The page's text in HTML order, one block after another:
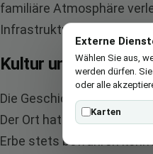
familiäre Atmosphäre
Infrastruktur und eine
Kultur und
Die Geschichte von
Der Ort hat sich im Laufe
Erbe stets bewahren
Externe
Wählen Sie aus,
werden dürfen.
oder alle
Karten